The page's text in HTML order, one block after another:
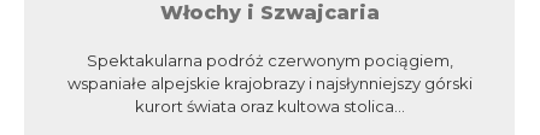
Włochy i Szwajcaria
Spektakularna podróż czerwonym pociągiem,
wspaniałe alpejskie krajobrazy i najsłynniejszy górski
kurort świata oraz kultowa stolica...